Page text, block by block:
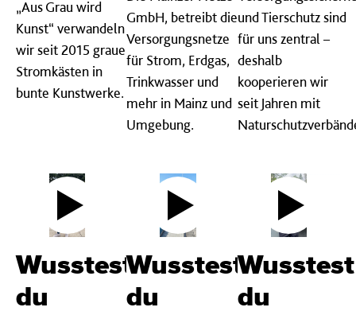
„Aus Grau wird
Kunst“ verwandeln
wir seit 2015 graue
Stromkästen in
bunte Kunstwerke.
GmbH, betreibt die
Versorgungsnetze
für Strom, Erdgas,
Trinkwasser und
mehr in Mainz und
Umgebung.
und Tierschutz sind
für uns zentral –
deshalb
kooperieren wir
seit Jahren mit
Wusstest
du
Wusstest
du
Wusstest
du